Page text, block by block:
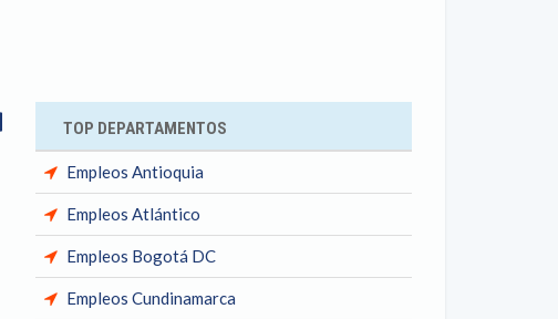
FacebookTOP DEPARTAMENTOS
Empleos Antioquia
Empleos Atlántico
Empleos Bogotá DC
Empleos Cundinamarca